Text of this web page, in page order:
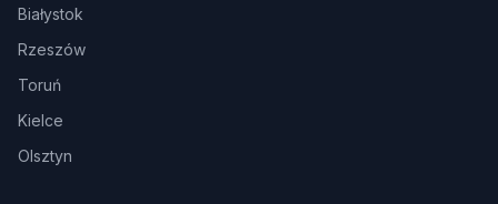
Białystok
Rzeszów
Toruń
Kielce
Olsztyn